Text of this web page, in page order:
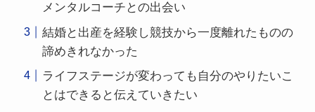
メンタルコーチとの出会い
結婚と出産を経験し競技から一度離れたものの
諦めきれなかった
ライフステージが変わっても自分のやりたいこ
とはできると伝えていきたい